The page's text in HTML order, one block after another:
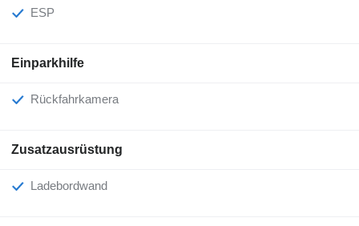
ESP
Einparkhilfe
Rückfahrkamera
Zusatzausrüstung
Ladebordwand